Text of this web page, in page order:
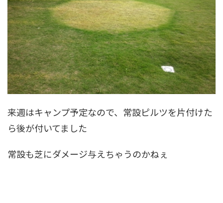
来週はキャンプ予定なので、常設ピルツを片付けた
ら後が付いてました
常設も芝にダメージ与えちゃうのかねぇ